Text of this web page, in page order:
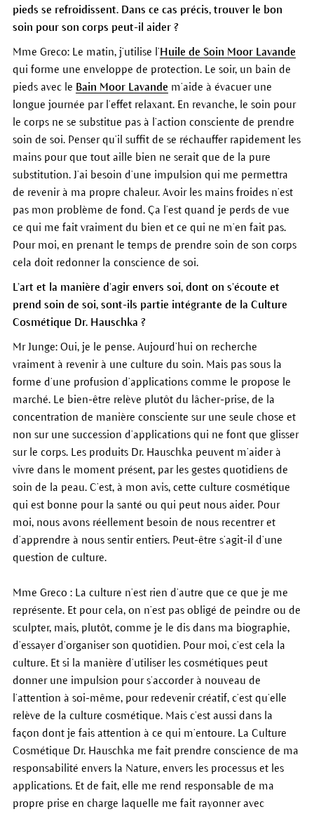
pieds se refroidissent. Dans ce cas précis, trouver le bon
soin pour son corps peut-il aider ?
Mme Greco: Le matin, j’utilise l’Huile de Soin Moor Lavande
qui forme une enveloppe de protection. Le soir, un bain de
pieds avec le Bain Moor Lavande m’aide à évacuer une
longue journée par l’effet relaxant. En revanche, le soin pour
le corps ne se substitue pas à l’action consciente de prendre
soin de soi. Penser qu’il suffit de se réchauffer rapidement les
mains pour que tout aille bien ne serait que de la pure
substitution. J’ai besoin d’une impulsion qui me permettra
de revenir à ma propre chaleur. Avoir les mains froides n’est
pas mon problème de fond. Ça l’est quand je perds de vue
ce qui me fait vraiment du bien et ce qui ne m’en fait pas.
Pour moi, en prenant le temps de prendre soin de son corps
cela doit redonner la conscience de soi.
L’art et la manière d’agir envers soi, dont on s’écoute et
prend soin de soi, sont-ils partie intégrante de la Culture
Cosmétique Dr. Hauschka ?
Mr Junge: Oui, je le pense. Aujourd’hui on recherche
vraiment à revenir à une culture du soin. Mais pas sous la
forme d’une profusion d’applications comme le propose le
marché. Le bien-être relève plutôt du lâcher-prise, de la
concentration de manière consciente sur une seule chose et
non sur une succession d’applications qui ne font que glisser
sur le corps. Les produits Dr. Hauschka peuvent m’aider à
vivre dans le moment présent, par les gestes quotidiens de
soin de la peau. C’est, à mon avis, cette culture cosmétique
qui est bonne pour la santé ou qui peut nous aider. Pour
moi, nous avons réellement besoin de nous recentrer et
d’apprendre à nous sentir entiers. Peut-être s’agit-il d’une
question de culture.
Mme Greco : La culture n’est rien d’autre que ce que je me
représente. Et pour cela, on n’est pas obligé de peindre ou de
sculpter, mais, plutôt, comme je le dis dans ma biographie,
d’essayer d’organiser son quotidien. Pour moi, c’est cela la
culture. Et si la manière d’utiliser les cosmétiques peut
donner une impulsion pour s’accorder à nouveau de
l’attention à soi-même, pour redevenir créatif, c’est qu’elle
relève de la culture cosmétique. Mais c’est aussi dans la
façon dont je fais attention à ce qui m’entoure. La Culture
Cosmétique Dr. Hauschka me fait prendre conscience de ma
responsabilité envers la Nature, envers les processus et les
applications. Et de fait, elle me rend responsable de ma
propre prise en charge laquelle me fait rayonner avec